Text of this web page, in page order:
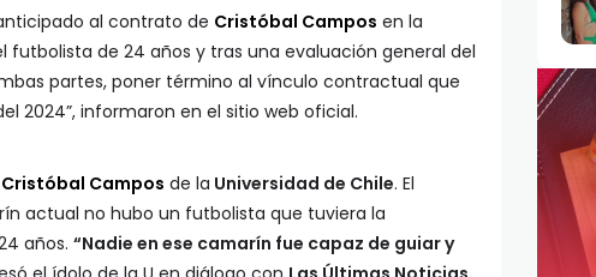
al contrato de Cristóbal Campos en la
futbolista de 24 años y tras una evaluación general del
partes, poner término al vínculo contractual que
2024”, informaron en el sitio web oficial.
Cristóbal Campos de la Universidad de Chile. El
actual no hubo un futbolista que tuviera la
años. “Nadie en ese camarín fue capaz de guiar y